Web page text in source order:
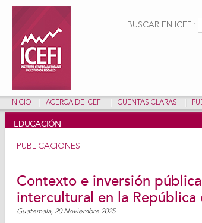
BUSCAR EN ICEFI:
INICIO ACERCA DE ICEFI CUENTAS CLARAS
EDUCACIÓN
PUBLICACIONES
Contexto e inversión
intercultural en la República
Guatemala, 20 Noviembre 2025